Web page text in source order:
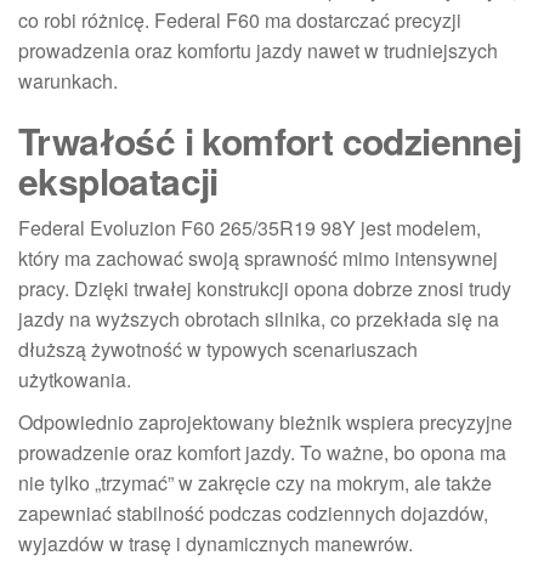
co robi różnicę. Federal F60 ma dostarczać precyzji
prowadzenia oraz komfortu jazdy nawet w trudniejszych
warunkach.
Trwałość i komfort codziennej
eksploatacji
Federal Evoluzion F60 265/35R19 98Y jest modelem,
który ma zachować swoją sprawność mimo intensywnej
pracy. Dzięki trwałej konstrukcji opona dobrze znosi trudy
jazdy na wyższych obrotach silnika, co przekłada się na
dłuższą żywotność w typowych scenariuszach
użytkowania.
Odpowiednio zaprojektowany bieżnik wspiera precyzyjne
prowadzenie oraz komfort jazdy. To ważne, bo opona ma
nie tylko „trzymać” w zakręcie czy na mokrym, ale także
zapewniać stabilność podczas codziennych dojazdów,
wyjazdów w trasę i dynamicznych manewrów.